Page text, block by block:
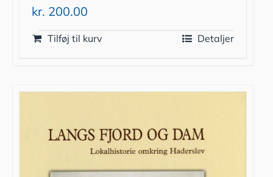
kr. 200.00
Tilføj til kurv Detaljer